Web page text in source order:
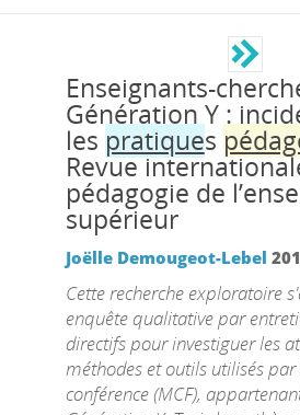
Enseignants-
Génération Y :
les pratiques
Revue
pédagogie de
supérieur
Joëlle Demougeot-Lebel
Cette recherche exploratoire
enquête qualitative par
directifs pour investiguer les
méthodes et outils utilisés
conférence (MCF),